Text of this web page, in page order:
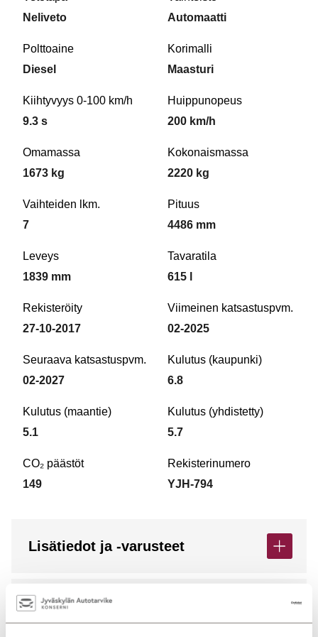
Neliveto
Automaatti
Polttoaine
Diesel
Korimalli
Maasturi
Kiihtyvyys 0-100 km/h
9.3 s
Huippunopeus
200 km/h
Omamassa
1673 kg
Kokonaismassa
2220 kg
Vaihteiden lkm.
7
Pituus
4486 mm
Leveys
1839 mm
Tavaratila
615 l
Rekisteröity
27-10-2017
Viimeinen katsastuspvm.
02-2025
Seuraava katsastuspvm.
02-2027
Kulutus (kaupunki)
6.8
Kulutus (maantie)
5.1
Kulutus (yhdistetty)
5.7
CO₂ päästöt
149
Rekisterinumero
YJH-794
Lisätiedot ja -varusteet
Kampanjatiedot